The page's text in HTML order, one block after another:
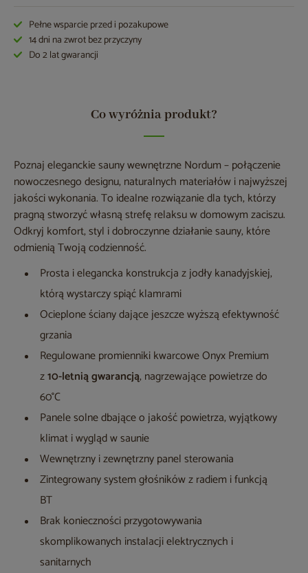
Pełne wsparcie przed i pozakupowe
14 dni na zwrot bez przyczyny
Do 2 lat gwarancji
Co wyróżnia produkt?
Poznaj eleganckie sauny wewnętrzne Nordum – połączenie
nowoczesnego designu, naturalnych materiałów i najwyższej
jakości wykonania. To idealne rozwiązanie dla tych, którzy
pragną stworzyć własną strefę relaksu w domowym zaciszu.
Odkryj komfort, styl i dobroczynne działanie sauny, które
odmienią Twoją codzienność.
Prosta i elegancka konstrukcja z jodły kanadyjskiej,
którą wystarczy spiąć klamrami
Ocieplone ściany dające jeszcze wyższą efektywność
grzania
Regulowane promienniki kwarcowe Onyx Premium
z10-letnią gwarancją, nagrzewające powietrze do
60°C
Panele solne dbające o jakość powietrza, wyjątkowy
klimat i wygląd w saunie
Wewnętrzny i zewnętrzny panel sterowania
Zintegrowany system głośników z radiem i funkcją
BT
Brak konieczności przygotowywania
skomplikowanych instalacji elektrycznych i
sanitarnych